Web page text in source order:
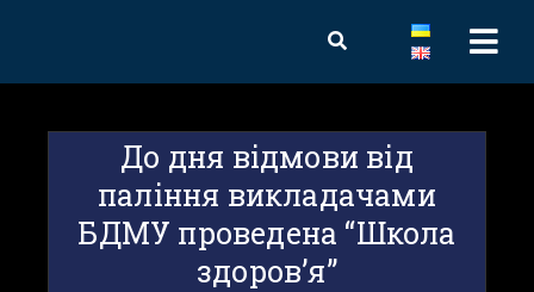
До дня відмови від
паління викладачами
БДМУ проведена “Школа
здоров’я”